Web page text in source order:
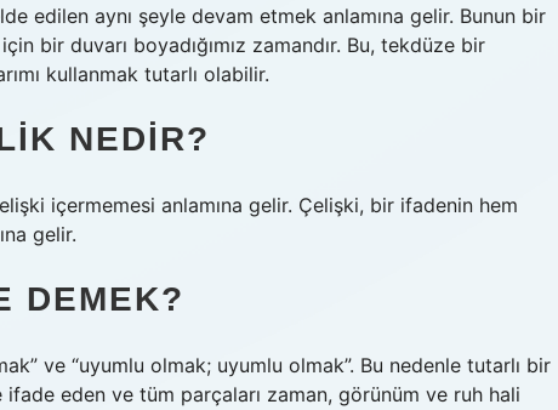
edilen aynı şeyle devam etmek anlamına gelir. Bunun bir
bir duvarı boyadığımız zamandır. Bu, tekdüze bir
kullanmak tutarlı olabilir.
NEDIR?
içermemesi anlamına gelir. Çelişki, bir ifadenin hem
gelir.
DEMEK?
ve “uyumlu olmak; uyumlu olmak”. Bu nedenle tutarlı bir
eden ve tüm parçaları zaman, görünüm ve ruh hali